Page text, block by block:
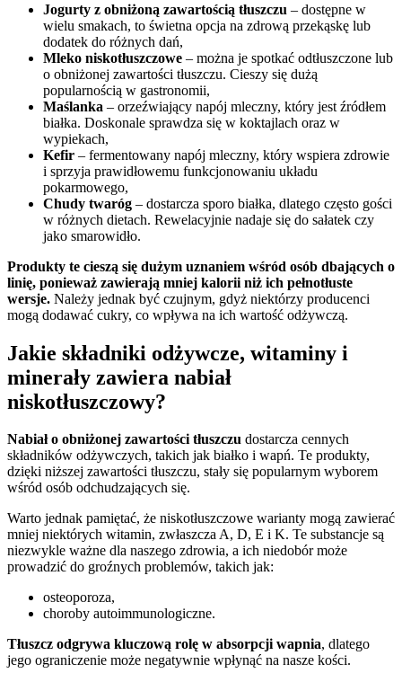
Jogurty z obniżoną zawartością tłuszczu – dostępne w
wielu smakach, to świetna opcja na zdrową przekąskę lub
dodatek do różnych dań,
Mleko niskotłuszczowe – można je spotkać odtłuszczone lub
o obniżonej zawartości tłuszczu. Cieszy się dużą
popularnością w gastronomii,
Maślanka – orzeźwiający napój mleczny, który jest źródłem
białka. Doskonale sprawdza się w koktajlach oraz w
wypiekach,
Kefir – fermentowany napój mleczny, który wspiera zdrowie
i sprzyja prawidłowemu funkcjonowaniu układu
pokarmowego,
Chudy twaróg – dostarcza sporo białka, dlatego często gości
w różnych dietach. Rewelacyjnie nadaje się do sałatek czy
jako smarowidło.
Produkty te cieszą się dużym uznaniem wśród osób dbających o
linię, ponieważ zawierają mniej kalorii niż ich pełnotłuste
wersje. Należy jednak być czujnym, gdyż niektórzy producenci
mogą dodawać cukry, co wpływa na ich wartość odżywczą.
Jakie składniki odżywcze, witaminy i
minerały zawiera nabiał
niskotłuszczowy?
Nabiał o obniżonej zawartości tłuszczu dostarcza cennych
składników odżywczych, takich jak białko i wapń. Te produkty,
dzięki niższej zawartości tłuszczu, stały się popularnym wyborem
wśród osób odchudzających się.
Warto jednak pamiętać, że niskotłuszczowe warianty mogą zawierać
mniej niektórych witamin, zwłaszcza A, D, E i K. Te substancje są
niezwykle ważne dla naszego zdrowia, a ich niedobór może
prowadzić do groźnych problemów, takich jak:
osteoporoza,
choroby autoimmunologiczne.
Tłuszcz odgrywa kluczową rolę w absorpcji wapnia, dlatego
jego ograniczenie może negatywnie wpłynąć na nasze kości.